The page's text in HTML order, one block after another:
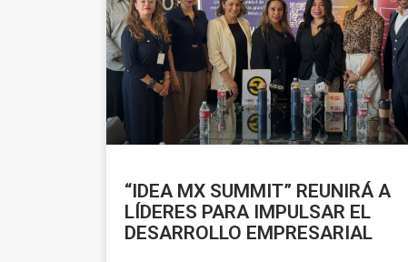
“IDEA MX SUMMIT” REUNIRÁ A
LÍDERES PARA IMPULSAR EL
DESARROLLO EMPRESARIAL